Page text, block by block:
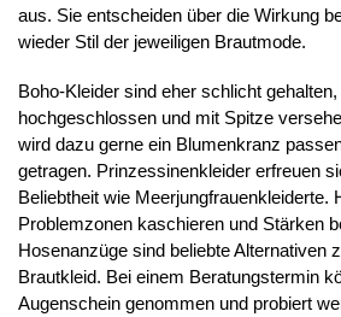
aus. Sie entscheiden über die Wirkung
wieder Stil der jeweiligen Brautmode.
Boho-Kleider sind eher schlicht gehalten,
hochgeschlossen und mit Spitze
wird dazu gerne ein Blumenkranz
getragen. Prinzessinenkleider erfreuen
Beliebtheit wie Meerjungfrauenkleiderte.
Problemzonen kaschieren und Stärken
Hosenanzüge sind beliebte Alternativen
Brautkleid. Bei einem Beratungstermin
Augenschein genommen und probiert